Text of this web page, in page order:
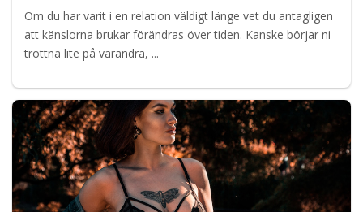
Om du har varit i en relation väldigt länge vet du antagligen
att känslorna brukar förändras över tiden. Kanske börjar ni
tröttna lite på varandra, ...